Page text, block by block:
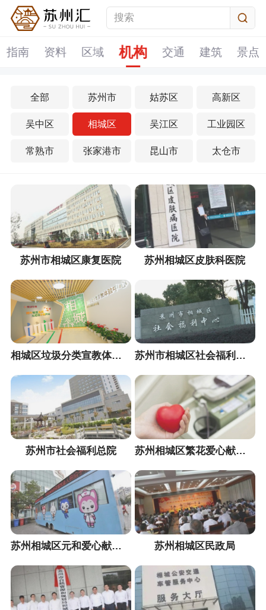
指南 资料 区域 机构 交通 建筑 景点
全部 苏州市 姑苏区 高新区
吴中区 相城区 吴江区 工业园区
常熟市 张家港市 昆山市 太仓市
苏州市相城区康复医院 苏州相城区皮肤科医院
相城区垃圾分类宣教体验中心 苏州市相城区社会福利事业发展中心（儿童部）
苏州市社会福利总院 苏州相城区繁花爱心献血屋
苏州相城区元和爱心献血屋 苏州相城区民政局